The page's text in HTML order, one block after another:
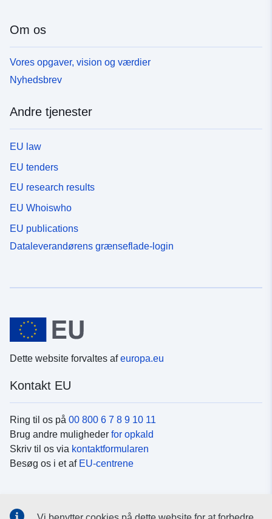
Om os
Vores opgaver, vision og værdier
Nyhedsbrev
Andre tjenester
EU law
EU tenders
EU research results
EU Whoiswho
EU publications
Dataleverandørens grænseflade-login
Dette website forvaltes afeuropa.eu
Kontakt EU
Ring til os på 00 800 6 7 8 9 10 11
Brug andre muligheder for opkald
Skriv til os via kontaktformularen
Besøg os i et af EU-centrene